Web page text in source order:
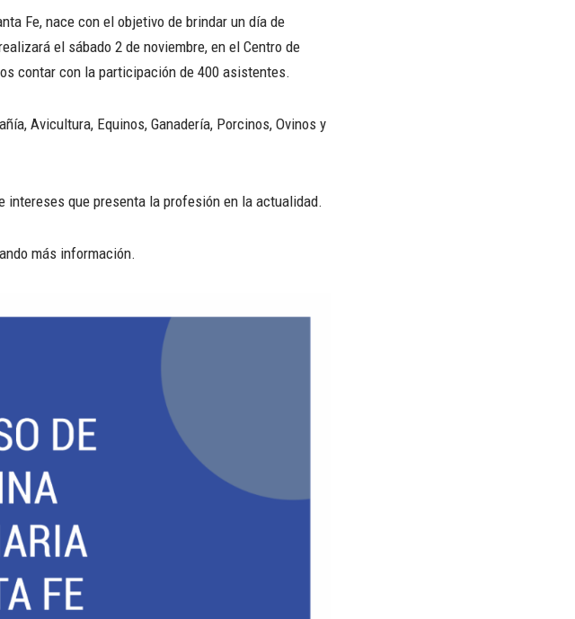
Fe, nace con el objetivo de brindar un día de
el sábado 2 de noviembre, en el Centro de
contar con la participación de 400 asistentes.
Avicultura, Equinos, Ganadería, Porcinos, Ovinos y
que presenta la profesión en la actualidad.
más información.